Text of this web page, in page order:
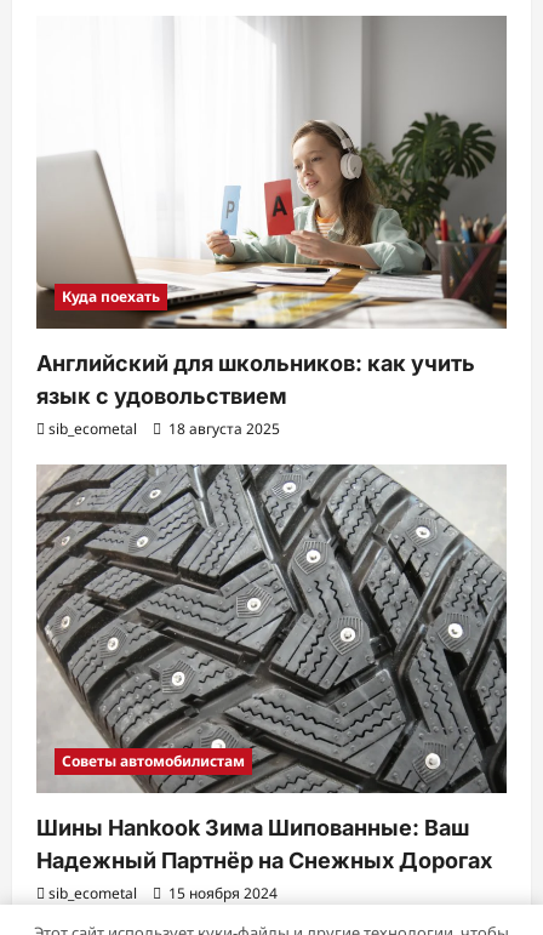
Куда поехать
Английский для школьников: как учить
язык с удовольствием
sib_ecometal 18 августа 2025
Советы автомобилистам
Шины Hankook Зима Шипованные: Ваш
Надежный Партнёр на Снежных Дорогах
sib_ecometal 15 ноября 2024